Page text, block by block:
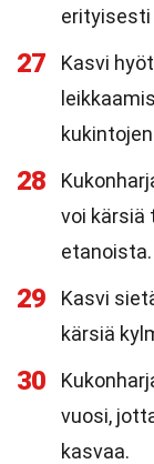
erityisesti
27
Kasvi
28
voi kärsiä
etanoista.
29
Kasvi
kärsiä
30
vuosi,
kasvaa.